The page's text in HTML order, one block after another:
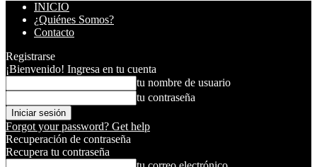
INICIO
¿Quiénes Somos?
Contacto
Registrarse
¡Bienvenido! Ingresa en tu cuenta
tu nombre de usuario
tu contraseña
Forgot your password? Get help
Recuperación de contraseña
Recupera tu contraseña